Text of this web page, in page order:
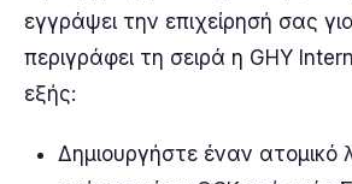
εγγράψει την επιχείρησή σας
περιγράφει τη σειρά η GHY
εξής:
Δημιουργήστε έναν ατομικό